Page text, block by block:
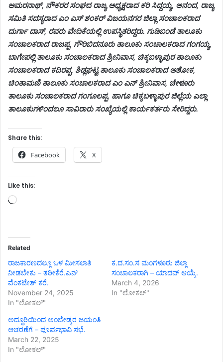
ಅಮರನಾಥ್, ನೌಕರರ ಸಂಘದ ರಾಜ್ಯ ಅಧ್ಯಕ್ಷರಾದ ಕರಿ ಸಿದ್ದಯ್ಯ, ಆನಂದ, ರಾಜ್ಯ
ಸಮಿತಿ ಸದಸ್ಯರಾದ ಎಂ ಎಸ್ ಶಂಕರ್ ವಿಜಯನಗರ ಜಿಲ್ಲಾ ಸಂಚಾಲಕರಾದ
ದುರ್ಗಾ ದಾಸ್, ರವರು ವೇದಿಕೆಯಲ್ಲಿ ಉಪಸ್ಥಿತರಿದ್ದರು. ಗುಡಿಬಂಡೆ ತಾಲೂಕು
ಸಂಚಾಲಕರಾದ ರಾಜಪ್ಪ, ಗೌರಿಬಿದನೂರು ತಾಲೂಕು ಸಂಚಾಲಕರಾದ ಗಂಗಯ್ಯ,
ಬಾಗೇಪಲ್ಲಿ ತಾಲೂಕು ಸಂಚಾಲಕರಾದ ಶ್ರೀನಿವಾಸ, ಚಿಕ್ಕಬಳ್ಳಾಪುರ ತಾಲೂಕು
ಸಂಚಾಲಕರಾದ ಕದಿರಪ್ಪ, ಶಿಡ್ಲಘಟ್ಟ ತಾಲೂಕು ಸಂಚಾಲಕರಾದ ಅಶೋಕ,
ಚಿಂತಾಮಣಿ ತಾಲೂಕು ಸಂಚಾಲಕರಾದ ಎಂ ಎನ್ ಶ್ರೀನಿವಾಸ, ಚೇಳೂರು
ತಾಲೂಕು ಸಂಚಾಲಕರಾದ ಗಂಗೂಲಪ್ಪ. ಹಾಗೂ ಚಿಕ್ಕಬಳ್ಳಾಪುರ ಜಿಲ್ಲೆಯ ಎಲ್ಲಾ
ತಾಲೂಕುಗಳಿಂದಲೂ ಸಾವಿರಾರು ಸಂಖ್ಯೆಯಲ್ಲಿ ಕಾರ್ಯಕರ್ತರು ಸೇರಿದ್ದರು.
Share this:
Facebook X
Like this:
Loading…
Related
ರಾಜಕಾರಣದಲ್ಲೂ ಒಳ ಮೀಸಲಾತಿ
ನೀಡಬೇಕು – ತರೀಕೆರೆ.ಎನ್
ವೆಂಕಟೇಶ್ ಕರೆ.
November 24, 2025
In "ಲೋಕಲ್"
ಕ.ದ.ಸಂ.ಸ ಮಂಗಳೂರು ಜಿಲ್ಲಾ
ಸಂಚಾಲಕರಾಗಿ – ಯಾದವ್ ಆಯ್ಕೆ.
March 4, 2026
In "ಲೋಕಲ್"
ಅದ್ಧೂರಿಯಿಂದ ಅಂಬೇಡ್ಕರ ಜಯಂತಿ
ಆಚರಣೆಗೆ – ಪೂರ್ವಭಾವಿ ಸಭೆ.
March 22, 2025
In "ಲೋಕಲ್"